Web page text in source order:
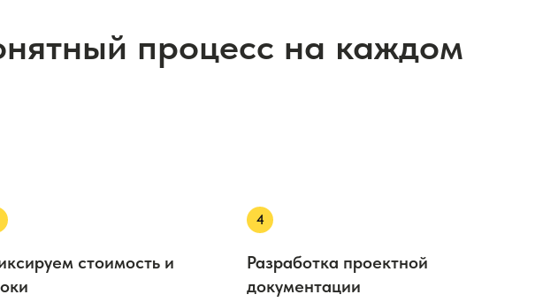
процесс на каждом
стоимость и
Разработка проектной
документации